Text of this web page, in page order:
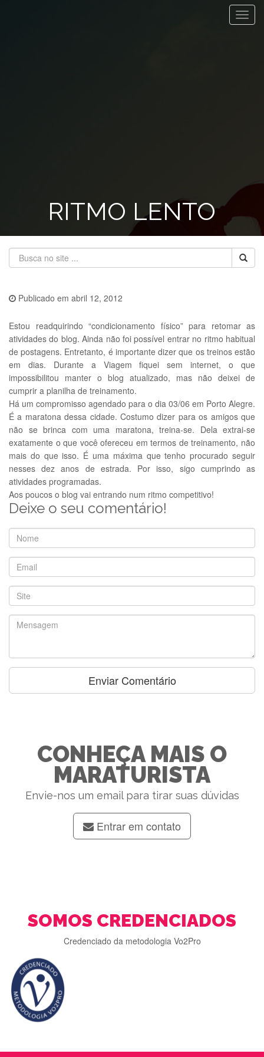
RITMO LENTO
Publicado em abril 12, 2012
Estou readquirindo “condicionamento físico” para retomar as
atividades do blog. Ainda não foi possível entrar no ritmo habitual
de postagens. Entretanto, é importante dizer que os treinos estão
em dias. Durante a Viagem fiquei sem internet, o que
impossibilitou manter o blog atualizado, mas não deixei de
cumprir a planilha de treinamento.
Há um compromisso agendado para o dia 03/06 em Porto Alegre.
É a maratona dessa cidade. Costumo dizer para os amigos que
não se brinca com uma maratona, treina-se. Dela extrai-se
exatamente o que você ofereceu em termos de treinamento, não
mais do que isso. É uma máxima que tenho procurado seguir
nesses dez anos de estrada. Por isso, sigo cumprindo as
atividades programadas.
Aos poucos o blog vai entrando num ritmo competitivo!
Deixe o seu comentário!
CONHEÇA MAIS O
MARATURISTA
Envie-nos um email para tirar suas dúvidas
Entrar em contato
SOMOS CREDENCIADOS
Credenciado da metodologia Vo2Pro